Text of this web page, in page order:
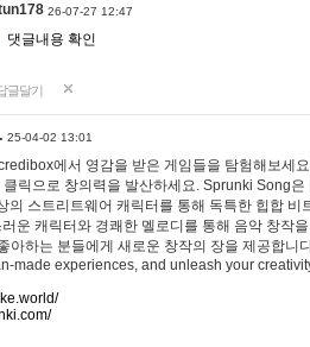
26-07-27 12:47
댓글내용 확인
글달기
25-04-02 13:01
에서 영감을 받은 게임들을 탐험해보세
클릭으로 창의력을 발산하세요. Sprunki Song
의 스트리트웨어 캐릭터를 통해 독특한 힙합
운 캐릭터와 경쾌한 멜로디를 통해 음악 창작
아하는 분들에게 새로운 창작의 장을 제공합
made experiences, and unleash your